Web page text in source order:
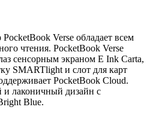
Verse обладает всем
чтения. PocketBook Verse
сенсорным экраном E Ink Carta,
SMARTlight и слот для карт
PocketBook Cloud.
и лаконичный дизайн с
Blue.